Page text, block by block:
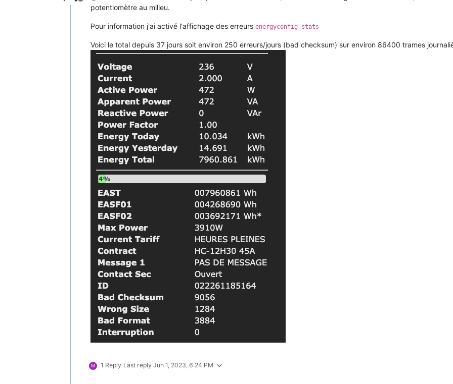
Offline
potentiomètre au milieu.
Pour information j'ai activé l'affichage des erreurs energyconfig stats
Voici le total depuis 37 jours soit environ 250 erreurs/jours (bad checksum) sur environ 86400 trames
M 1 Reply Last reply Jun 1, 2023, 6:24 PM